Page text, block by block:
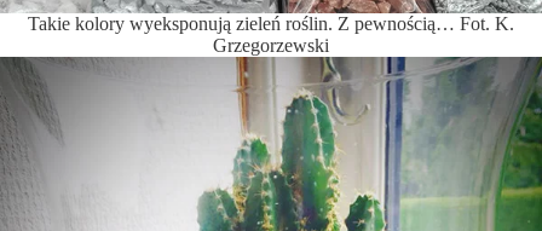
Takie kolory wyeksponują zieleń roślin. Z pewnością… Fot. K.
Grzegorzewski